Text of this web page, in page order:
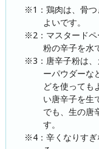
※1：鶏肉は、骨つ
よいです。
※2：マスタードペ
粉の辛子を水
※3：唐辛子粉は、
ーパウダーな
どを使っても
い唐辛子を生
でも、生の唐
す。
※4：辛くなりすぎ